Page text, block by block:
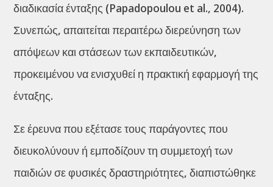
διαδικασία ένταξης (Papadopoulou et al., 2004).
Συνεπώς, απαιτείται περαιτέρω διερεύνηση των
απόψεων και στάσεων των εκπαιδευτικών,
προκειμένου να ενισχυθεί η πρακτική εφαρμογή της
ένταξης.
Σε έρευνα που εξέτασε τους παράγοντες που
διευκολύνουν ή εμποδίζουν τη συμμετοχή των
παιδιών σε φυσικές δραστηριότητες, διαπιστώθηκε